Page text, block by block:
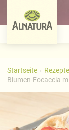
Startseite Rezepte
Blumen-Focaccia